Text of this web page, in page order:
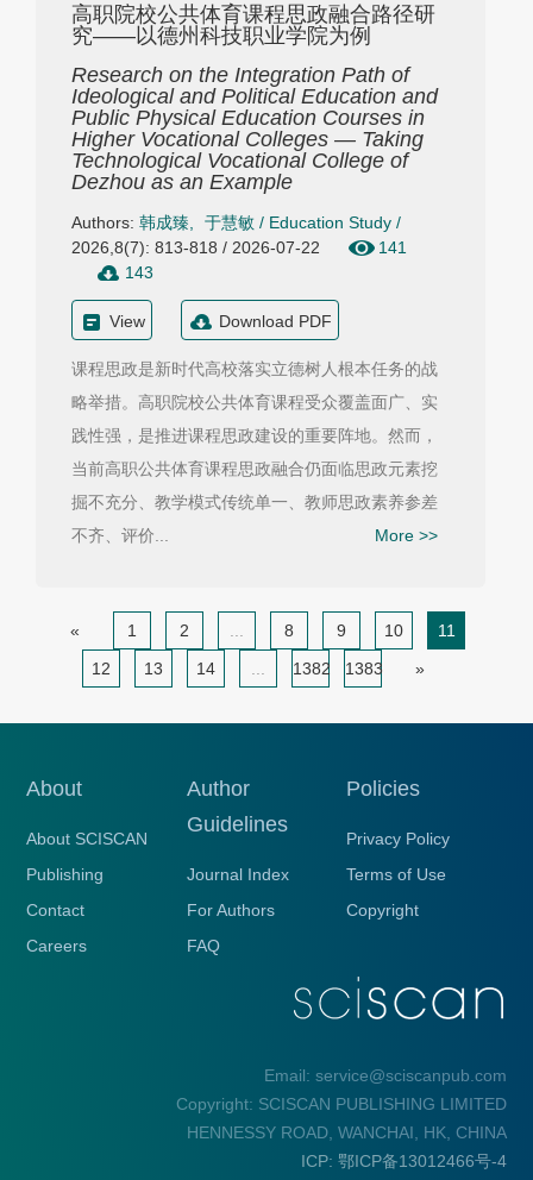
高职院校公共体育课程思政融合路径研
究——以德州科技职业学院为例
Research on the Integration Path of
Ideological and Political Education and
Public Physical Education Courses in
Higher Vocational Colleges — Taking
Technological Vocational College of
Dezhou as an Example
Authors: 韩成臻 于慧敏/ Education Study/
2026,8(7): 813-818 / 2026-07-22
141
143
View Download PDF
课程思政是新时代高校落实立德树人根本任务的战
略举措。高职院校公共体育课程受众覆盖面广、实
践性强，是推进课程思政建设的重要阵地。然而，
当前高职公共体育课程思政融合仍面临思政元素挖
掘不充分、教学模式传统单一、教师思政素养参差
不齐、评价...
More >>
« 1 2 8 9 10
11
12
13 14 1382 1383 »
About
About SCISCAN
Publishing
Contact
Careers
Author
Guidelines
Journal Index
For Authors
FAQ
Policies
Privacy Policy
Terms of Use
Copyright
Email: service@sciscanpub.com
Copyright: SCISCAN PUBLISHING LIMITED
HENNESSY ROAD, WANCHAI, HK, CHINA
ICP: 鄂ICP备13012466号-4